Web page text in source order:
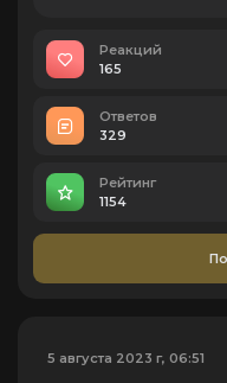
Реакций
165
Ответов
329
Рейтинг
1154
5 августа 2023 г, 06:51